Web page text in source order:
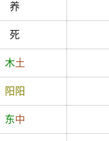
养
死
木土
阳 阳
东中